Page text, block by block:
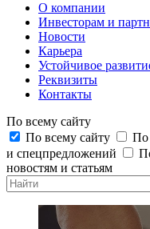
О компании
Инвесторам и
Новости
Карьера
Устойчивое
Реквизиты
Контакты
По всему сайту
По всему сайту
По
и спецпредложений
новостям и статьям